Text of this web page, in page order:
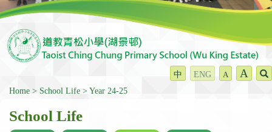
中 ENG A A
Home School Life Year 24-25
School Life